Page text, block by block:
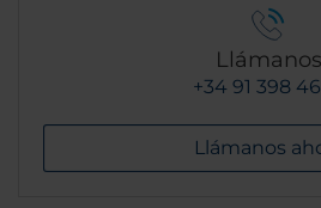
Llámanos
+34 91 398 46
Llámanos